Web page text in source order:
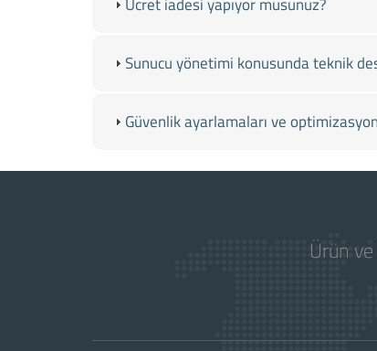
Sunucu yönetimi konusunda teknik
Güvenlik ayarlamaları ve
Ürün